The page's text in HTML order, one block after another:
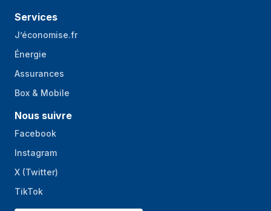
Couleur du produit
Facteur de forme
supporté
Nombre de
consoles 3.5"
Nombre de baies
2,5 "
Nombre de slots
Services
J’économise.fr
Énergie
Assurances
Box & Mobile
Nous suivre
Facebook
Instagram
X (Twitter)
TikTok